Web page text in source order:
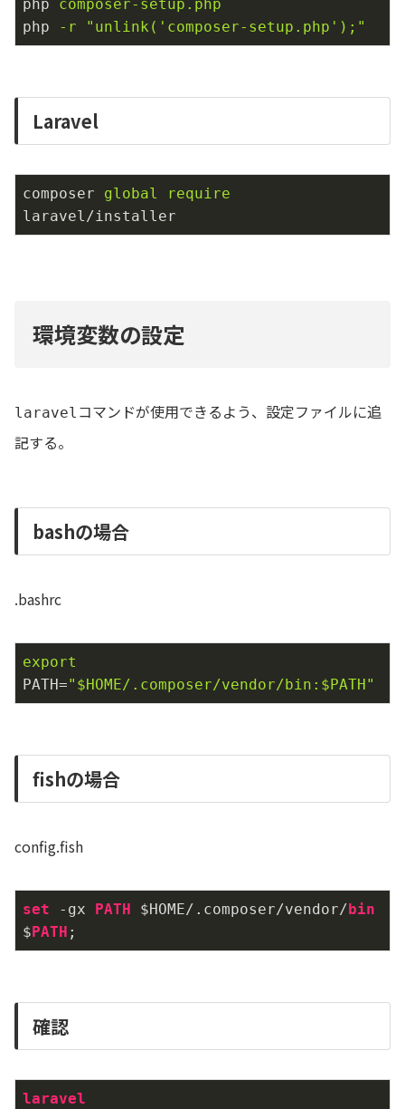
php
composer-setup.php
php
-r "unlink('composer-setup.php');"
Laravel
composer global
require
環境変数の設定
laravel コマンドが使用できるよう、設定ファイルに追
記する。
bashの場合
.bashrc
export
PATH=" $HOME/.composer/vendor/bin: $PATH "
fishの場合
config.fish
set -gx PATH $HOME/.composer/vendor/ bin
$ PATH
確認
laravel